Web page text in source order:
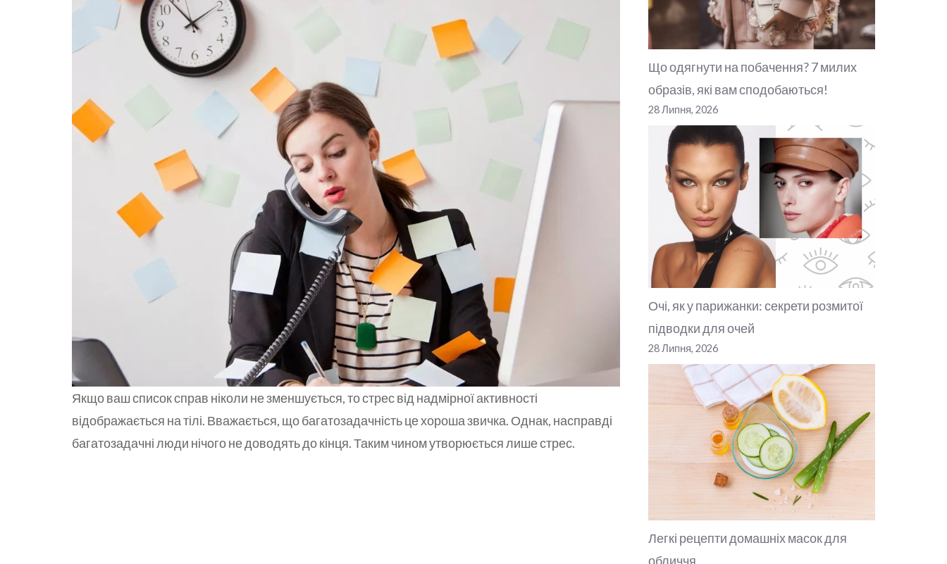
Якщо ваш список справ ніколи не зменшується, то стрес від надмірної активності
відображається на тілі. Вважається, що багатозадачність це хороша звичка. Однак, насправді
багатозадачні люди нічого не доводять до кінця. Таким чином утворюється лише стрес.
Що одягнути на побачення? 7 милих
образів, які вам сподобаються!
28 Липня, 2026
Очі, як у парижанки: секрети розмитої
підводки для очей
28 Липня, 2026
Легкі рецепти домашніх масок для
обличчя